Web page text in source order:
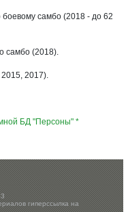
самбо (2018 - до 62
самбо (2018).
2017).
БД "Персоны" *
гиперссылка на